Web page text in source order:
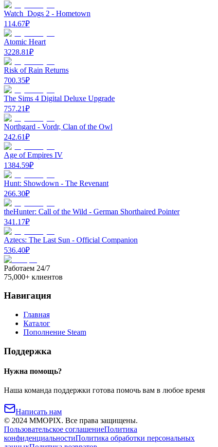
Watch_Dogs 2 - Hometown
114.67₽
Atomic Heart
3228.81₽
Risk of Rain Returns
700.35₽
The Sims 4 Digital Deluxe Upgrade
757.21₽
Northgard - Vordr, Clan of the Owl
242.61₽
Age of Empires IV
1384.59₽
Hunt: Showdown - The Revenant
266.30₽
theHunter: Call of the Wild - German Shorthaired Pointer
341.17₽
Aztecs: The Last Sun - Official Companion
536.40₽
Работаем 24/7
75,000+ клиентов
Навигация
Главная
Каталог
Пополнение Steam
Поддержка
Нужна помощь?
Наша команда поддержки готова помочь вам в любое время
Написать нам
© 2024 MMOPIX. Все права защищены.
Пользовательское соглашениеПолитика
конфиденциальностиПолитика обработки персональных